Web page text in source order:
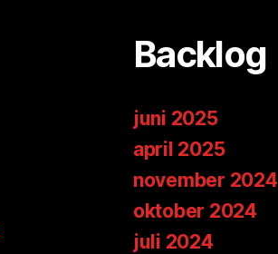
Backlog
juni 2025
april 2025
november 2024
oktober 2024
juli 2024